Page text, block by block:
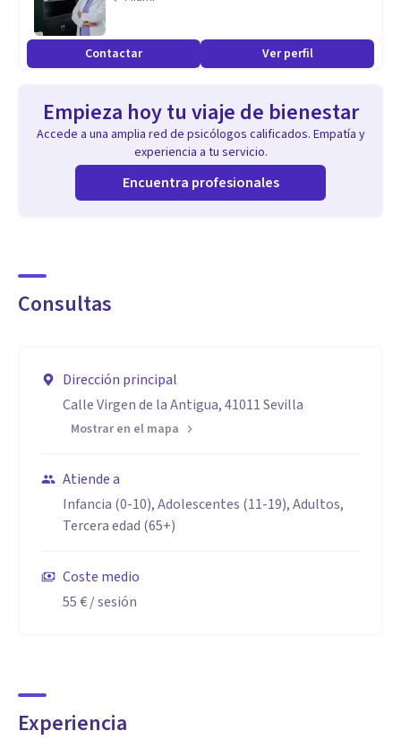
por ANECA
Contactar Ver perfil
Empieza hoy tu viaje de bienestar
Accede a una amplia red de psicólogos calificados. Empatía y
experiencia a tu servicio.
Encuentra profesionales
Consultas
Dirección principal
Calle Virgen de la Antigua, 41011 Sevilla
Mostrar en el mapa
Atiende a
Infancia (0-10), Adolescentes (11-19), Adultos,
Tercera edad (65+)
Coste medio
55 €/ sesión
Experiencia